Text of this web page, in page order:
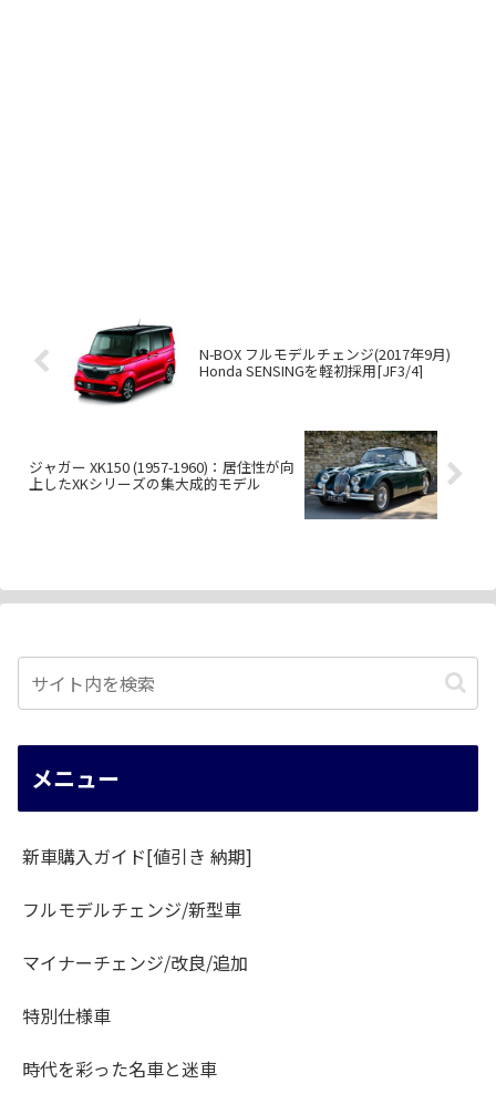
N-BOX フルモデルチェンジ(2017年9月)
Honda SENSINGを軽初採用[JF3/4]
ジャガー XK150 (1957-1960)：居住性が向
上したXKシリーズの集大成的モデル
メニュー
新車購入ガイド[値引き 納期]
フルモデルチェンジ/新型車
マイナーチェンジ/改良/追加
特別仕様車
時代を彩った名車と迷車